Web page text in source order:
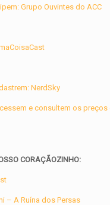
Grupo Ouvintes do ACC
NerdSky
e consultem os
CORAÇÃOZINHO:
– A Ruína dos Persas